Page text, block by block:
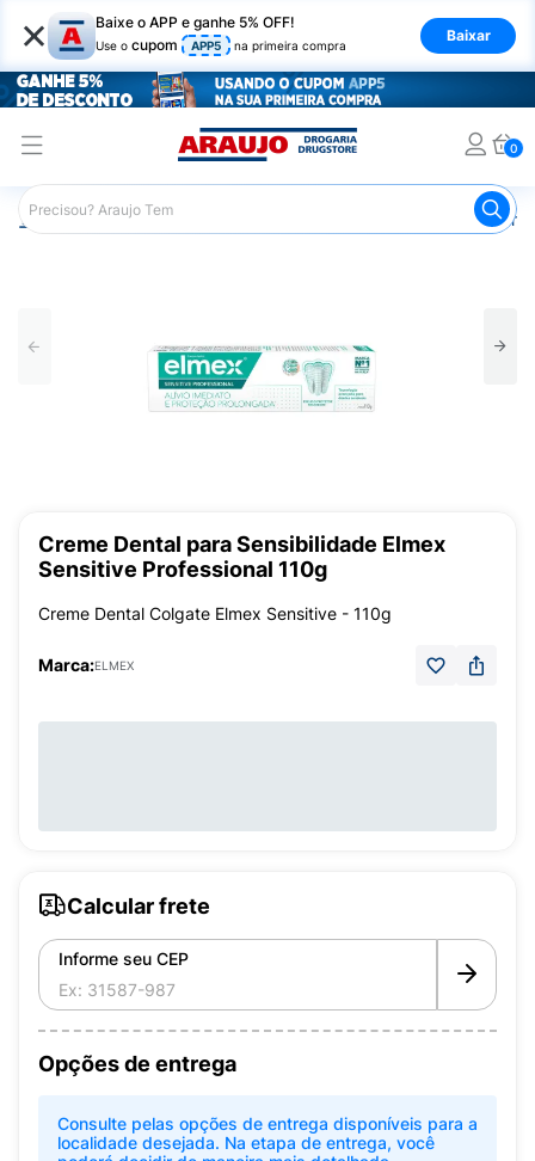
× Baixe o APP e ganhe 5% OFF!
Use o cupom APP5 na primeira compra
Baixar
0
Araujo Higiene Pessoal Pasta de Dente
Creme Dental para Sensibilidade Elmex
Sensitive Professional 110g
Creme Dental Colgate Elmex Sensitive - 110g
Marca:ELMEX
Calcular frete
Informe seu CEP
Opções de entrega
Consulte pelas opções de entrega disponíveis para a
localidade desejada. Na etapa de entrega, você